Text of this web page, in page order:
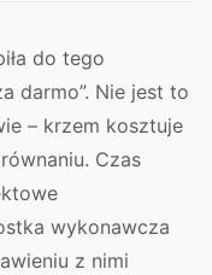
do tego
darmo”. Nie jest to
– krzem kosztuje
Czas
wykonawcza
z nimi